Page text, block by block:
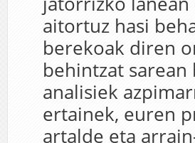
aitortuz hasi
berekoak diren
behintzat
analisiek
ertainek, euren
artalde eta